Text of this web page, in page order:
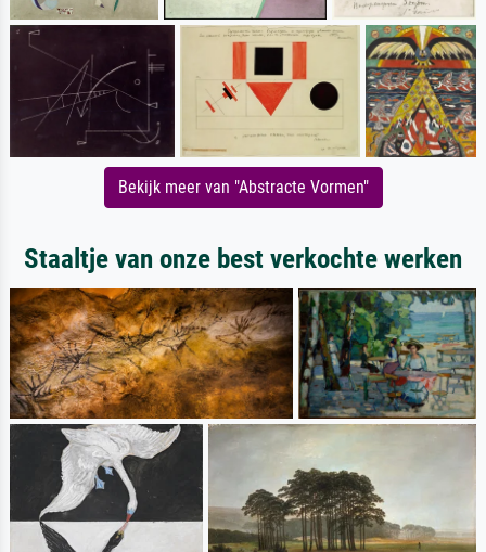
Bekijk meer van "Abstracte Vormen"
Staaltje van onze best verkochte werken